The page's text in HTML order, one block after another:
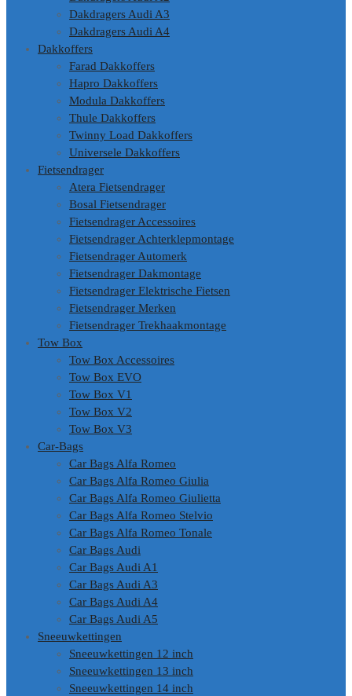
Dakdragers Audi A3
Dakdragers Audi A4
Dakkoffers
Farad Dakkoffers
Hapro Dakkoffers
Modula Dakkoffers
Thule Dakkoffers
Twinny Load Dakkoffers
Universele Dakkoffers
Fietsendrager
Atera Fietsendrager
Bosal Fietsendrager
Fietsendrager Accessoires
Fietsendrager Achterklepmontage
Fietsendrager Automerk
Fietsendrager Dakmontage
Fietsendrager Elektrische Fietsen
Fietsendrager Merken
Fietsendrager Trekhaakmontage
Tow Box
Tow Box Accessoires
Tow Box EVO
Tow Box V1
Tow Box V2
Tow Box V3
Car-Bags
Car Bags Alfa Romeo
Car Bags Alfa Romeo Giulia
Car Bags Alfa Romeo Giulietta
Car Bags Alfa Romeo Stelvio
Car Bags Alfa Romeo Tonale
Car Bags Audi
Car Bags Audi A1
Car Bags Audi A3
Car Bags Audi A4
Car Bags Audi A5
Sneeuwkettingen
Sneeuwkettingen 12 inch
Sneeuwkettingen 13 inch
Sneeuwkettingen 14 inch